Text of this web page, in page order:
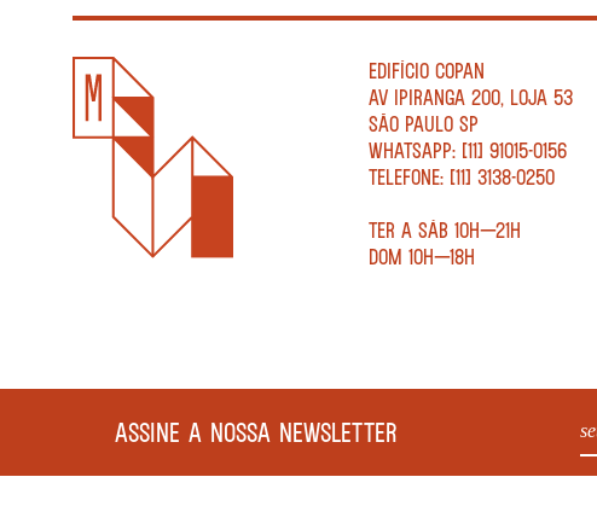
EDIFÍCIO COPAN
AV IPIRANGA 200, LOJA 53
SÃO PAULO SP
WHATSAPP: [11] 91015-0156
TELEFONE: [11] 3138-0250
TER A SÁB 10H—21H
DOM 10H—18H
ASSINE A NOSSA NEWSLETTER